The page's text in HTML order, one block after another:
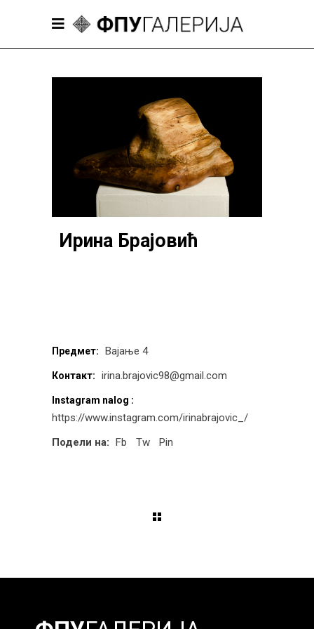
Ирина Брајовић
Предмет: Вајање 4
Контакт: irina.brajovic98@gmail.com
Instagram nalog :
https://www.instagram.com/irinabrajovic_/
Подели на: Fb Tw Pin